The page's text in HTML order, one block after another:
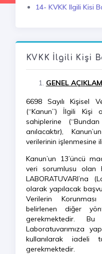
14- KVKK Ilgili Kisi
KVKK İlgili Kişi
GENEL
6698 Sayılı Kişisel
(“Kanun”) İlgili Kişi
sahiplerine
anılacaktır),
verilerinin işlenmesine
Kanun’un 13’üncü
veri sorumlusu olan
LABORATUVARI’na
olarak yapılacak
Verilerin
belirlenen diğer
gerekmektedir. Bu
Laboratuvarımıza
kullanılarak iadeli
gerekmektedir.